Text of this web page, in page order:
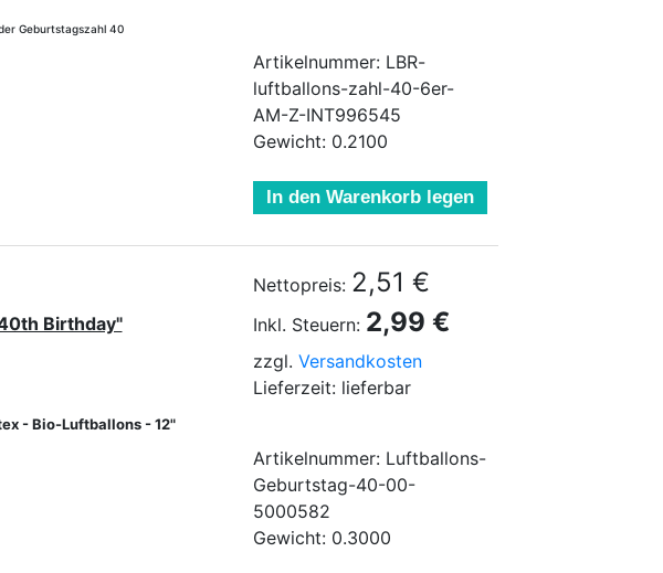
Geburtstagszahl 40
Artikelnummer: LBR-
luftballons-zahl-40-6er-
AM-Z-INT996545
Gewicht: 0.2100
In den Warenkorb legen
Birthday"
- Bio-Luftballons - 12"
Nettopreis: 2,51 €
Inkl. Steuern: 2,99 €
zzgl. Versandkosten
Lieferzeit: lieferbar
Artikelnummer: Luftballons-
Geburtstag-40-00-
5000582
Gewicht: 0.3000